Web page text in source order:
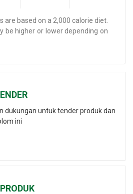
are based on a 2,000 calorie diet.
be higher or lower depending on
dukungan untuk tender produk dan
ini